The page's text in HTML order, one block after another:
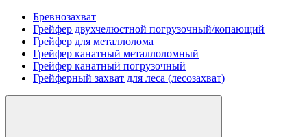
Бревнозахват
Грейфер двухчелюстной погрузочный/копающий
Грейфер для металлолома
Грейфер канатный металлоломный
Грейфер канатный погрузочный
Грейферный захват для леса (лесозахват)